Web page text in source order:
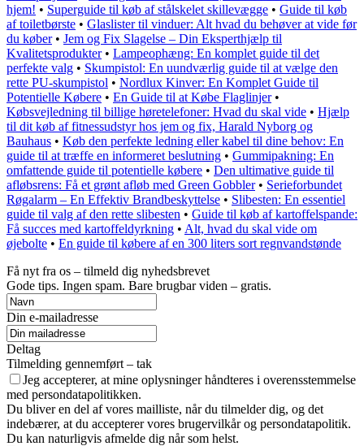
hjem! • Superguide til køb af stålskelet skillevægge • Guide til køb
af toiletbørste • Glaslister til vinduer: Alt hvad du behøver at vide før
du køber• Jem og Fix Slagelse – Din Eksperthjælp til
Kvalitetsprodukter• Lampeophæng: En komplet guide til det
perfekte valg • Skumpistol: En uundværlig guide til at vælge den
rette PU-skumpistol • Nordlux Kinver: En Komplet Guide til
Potentielle Købere • En Guide til at Købe Flaglinjer•
Købsvejledning til billige høretelefoner: Hvad du skal vide • Hjælp
til dit køb af fitnessudstyr hos jem og fix, Harald Nyborg og
Bauhaus • Køb den perfekte ledning eller kabel til dine behov: En
guide til at træffe en informeret beslutning • Gummipakning: En
omfattende guide til potentielle købere • Den ultimative guide til
afløbsrens: Få et grønt afløb med Green Gobbler• Serieforbundet
Røgalarm – En Effektiv Brandbeskyttelse • Slibesten: En essentiel
guide til valg af den rette slibesten • Guide til køb af kartoffelspande:
Få succes med kartoffeldyrkning • Alt, hvad du skal vide om
øjebolte • En guide til købere af en 300 liters sort regnvandstønde
Få nyt fra os – tilmeld dig nyhedsbrevet
Gode tips. Ingen spam. Bare brugbar viden – gratis.
Din e-mailadresse
Deltag
Tilmelding gennemført – tak
Jeg accepterer, at mine oplysninger håndteres i overensstemmelse
med persondatapolitikken.
Du bliver en del af vores mailliste, når du tilmelder dig, og det
indebærer, at du accepterer vores brugervilkår og persondatapolitik.
Du kan naturligvis afmelde dig når som helst.